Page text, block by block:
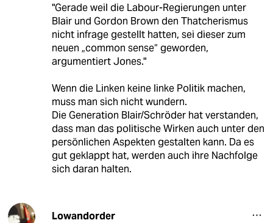
"Gerade weil die Labour-Regierungen unter
Blair und Gordon Brown den Thatcherismus
nicht infrage gestellt hatten, sei dieser zum
neuen „common sense“ geworden,
argumentiert Jones."
Wenn die Linken keine linke Politik machen,
muss man sich nicht wundern.
Die Generation Blair/Schröder hat verstanden,
dass man das politische Wirken auch unter den
persönlichen Aspekten gestalten kann. Da es
gut geklappt hat, werden auch ihre Nachfolge
sich daran halten.
Lowandorder